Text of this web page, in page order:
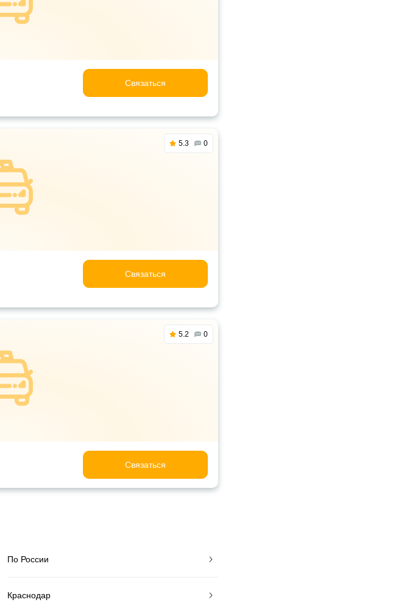
Связаться
5.3 0
Связаться
5.2 0
Связаться
По России
Краснодар